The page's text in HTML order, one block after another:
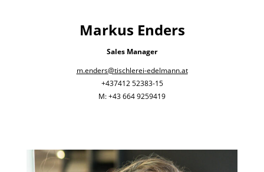
Markus Enders
Sales Manager
m.enders@tischlerei-edelmann.at
+437412 52383-15
M: +43 664 9259419